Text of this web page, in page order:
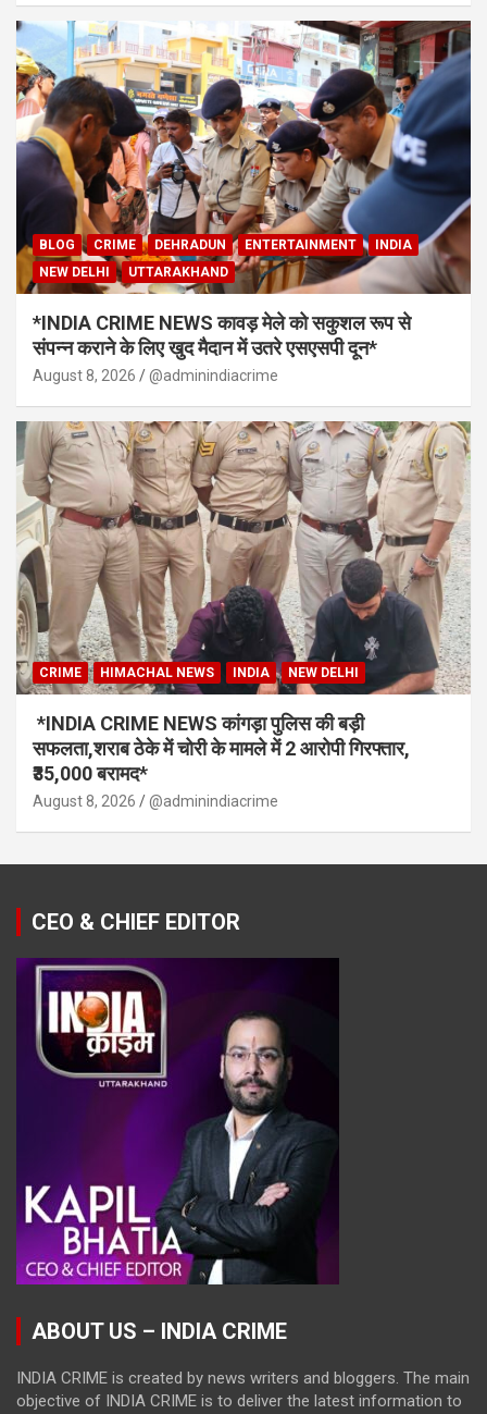
BLOG CRIME DEHRADUN ENTERTAINMENT
INDIA
NEW DELHI
UTTARAKHAND
*INDIA CRIME NEWS कावड़ मेले को सकुशल रूप से
संपन्न कराने के लिए खुद मैदान में उतरे एसएसपी दून*
August 8, 2026 @adminindiacrime
CRIME HIMACHAL NEWS INDIA NEW DELHI
*INDIA CRIME NEWS कांगड़ा पुलिस की बड़ी
सफलता,शराब ठेके में चोरी के मामले में 2 आरोपी गिरफ्तार,
₹35,000 बरामद*
August 8, 2026 @adminindiacrime
CEO & CHIEF EDITOR
ABOUT US – INDIA CRIME
INDIA CRIME is created by news writers and bloggers. The main
objective of INDIA CRIME is to deliver the latest information to